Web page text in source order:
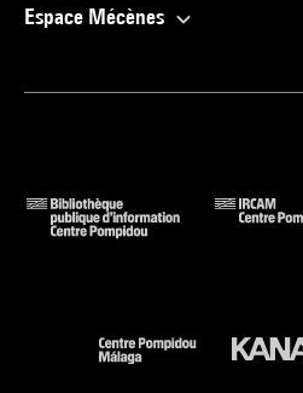
Espace Mécènes